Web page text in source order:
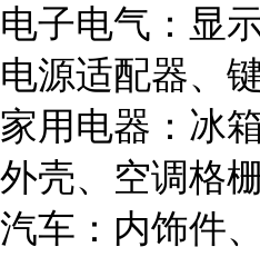
电子电气：显
电源适配器、
家用电器：冰
外壳、空调格
汽车：内饰件